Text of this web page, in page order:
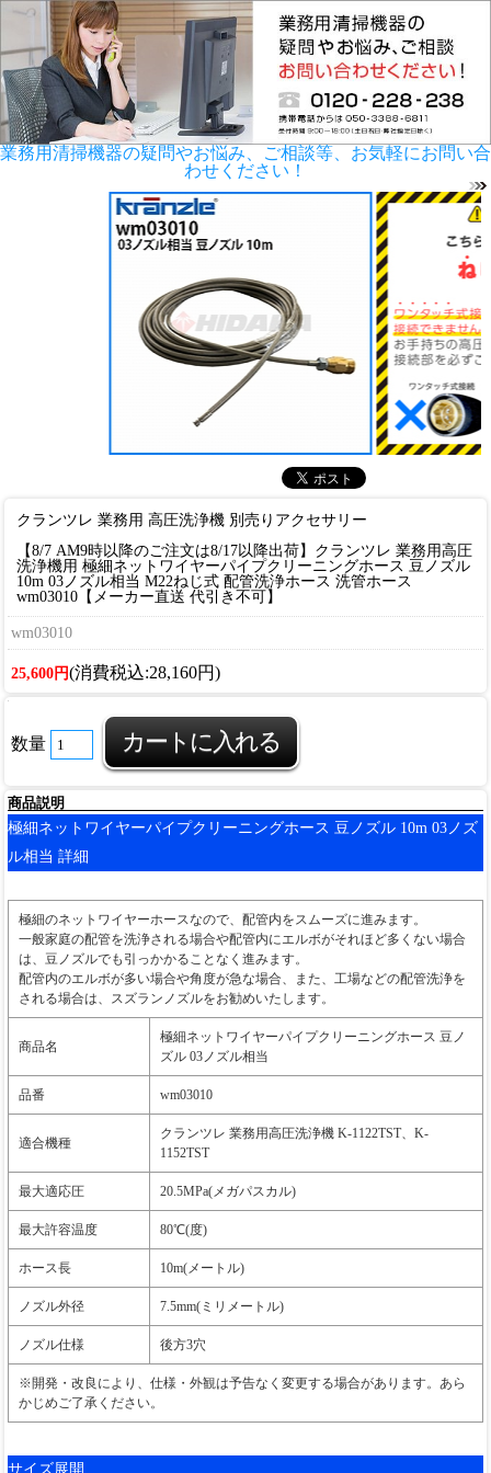
業務用清掃機器の疑問やお悩み、ご相談等、お気軽にお問い合
わせください！
クランツレ 業務用 高圧洗浄機 別売りアクセサリー
【8/7 AM9時以降のご注文は8/17以降出荷】クランツレ 業務用高圧
洗浄機用 極細ネットワイヤーパイプクリーニングホース 豆ノズル
10m 03ノズル相当 M22ねじ式 配管洗浄ホース 洗管ホース
wm03010【メーカー直送 代引き不可】
wm03010
25,600円(消費税込:28,160円)
数量
商品説明
極細ネットワイヤーパイプクリーニングホース 豆ノズル 10m 03ノズ
ル相当 詳細
極細のネットワイヤーホースなので、配管内をスムーズに進みます。
一般家庭の配管を洗浄される場合や配管内にエルボがそれほど多くない場合
は、豆ノズルでも引っかかることなく進みます。
配管内のエルボが多い場合や角度が急な場合、また、工場などの配管洗浄を
される場合は、スズランノズルをお勧めいたします。
商品名
極細ネットワイヤーパイプクリーニングホース 豆ノ
ズル 03ノズル相当
品番 wm03010
適合機種
クランツレ 業務用高圧洗浄機 K-1122TST、K-
1152TST
最大適応圧 20.5MPa(メガパスカル)
最大許容温度 80℃(度)
ホース長 10m(メートル)
ノズル外径 7.5mm(ミリメートル)
ノズル仕様 後方3穴
※開発・改良により、仕様・外観は予告なく変更する場合があります。あら
かじめご了承ください。
サイズ展開